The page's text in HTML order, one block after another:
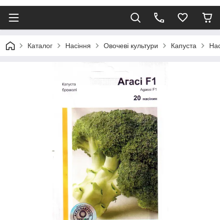
Каталог Насіння Овочеві культури Капуста